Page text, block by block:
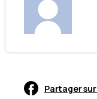
Partager